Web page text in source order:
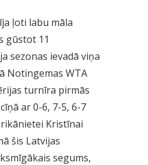
ļoti labu māla
gūstot 11
sezonas ievadā viņa
Notingemas WTA
turnīra pirmās
ar 0-6, 7-5, 6-7
Kristīnai
šis Latvijas
segums,